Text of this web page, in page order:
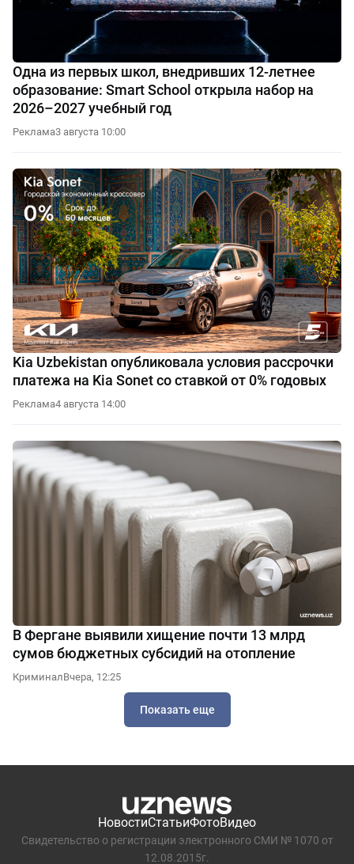
Одна из первых школ, внедривших 12-летнее
образование: Smart School открыла набор на
2026–2027 учебный год
Реклама3 августа 10:00
Kia Uzbekistan опубликовала условия рассрочки
платежа на Kia Sonet со ставкой от 0% годовых
Реклама4 августа 14:00
В Фергане выявили хищение почти 13 млрд
сумов бюджетных субсидий на отопление
КриминалВчера, 12:25
Показать еще
НовостиСтатьиФотоВидео
Свидетельство о регистрации электронного СМИ № 1070 от
12.08.2015г.